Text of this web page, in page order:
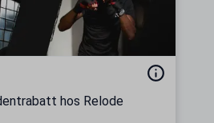
hos Relode